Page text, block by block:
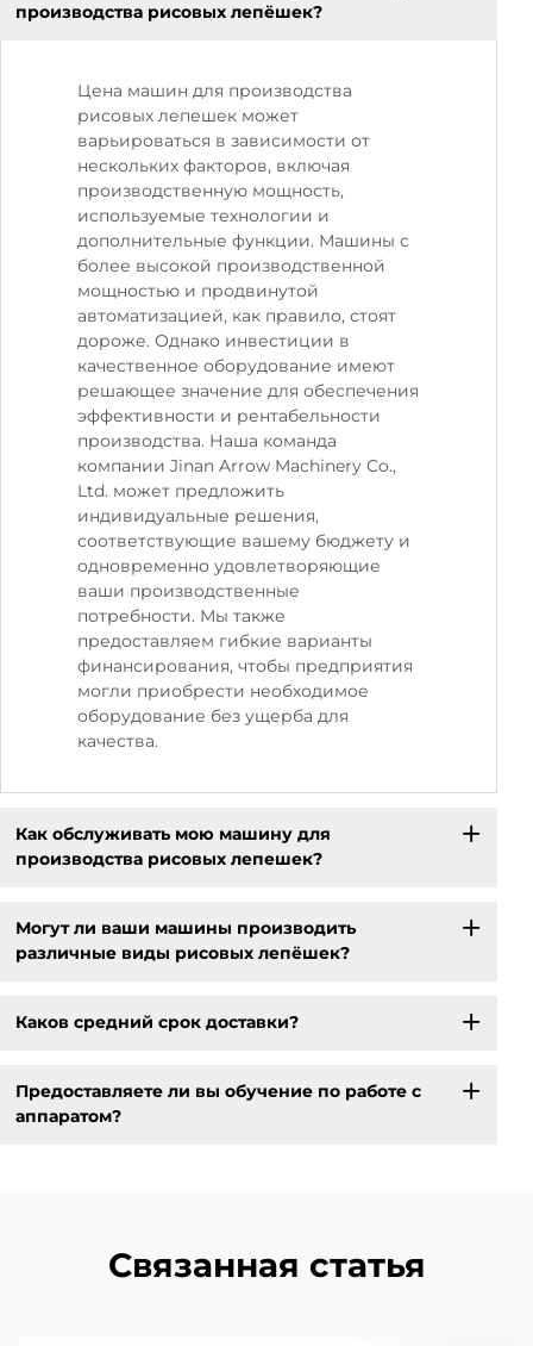
производства рисовых лепёшек?
Цена машин для производства
рисовых лепешек может
варьироваться в зависимости от
нескольких факторов, включая
производственную мощность,
используемые технологии и
дополнительные функции. Машины с
более высокой производственной
мощностью и продвинутой
автоматизацией, как правило, стоят
дороже. Однако инвестиции в
качественное оборудование имеют
решающее значение для обеспечения
эффективности и рентабельности
производства. Наша команда
компании Jinan Arrow Machinery Co.,
Ltd. может предложить
индивидуальные решения,
соответствующие вашему бюджету и
одновременно удовлетворяющие
ваши производственные
потребности. Мы также
предоставляем гибкие варианты
финансирования, чтобы предприятия
могли приобрести необходимое
оборудование без ущерба для
качества.
Как обслуживать мою машину для
производства рисовых лепешек?
Могут ли ваши машины производить
различные виды рисовых лепёшек?
Каков средний срок доставки?
Предоставляете ли вы обучение по работе с
аппаратом?
Связанная статья